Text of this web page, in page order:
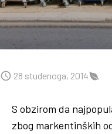
28 studenoga, 2014
S obzirom da
zbog markentinških